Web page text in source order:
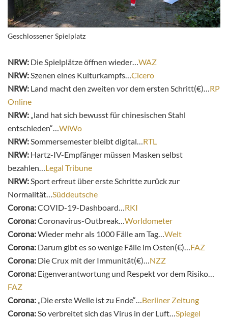
Geschlossener Spielplatz
NRW: Die Spielplätze öffnen wieder…WAZ
NRW:Szenen eines Kulturkampfs…Cicero
NRW: Land macht den zweiten vor dem ersten Schritt(€)…RP
Online
NRW: „land hat sich bewusst für chinesischen Stahl
entschieden“…WiWo
NRW:Sommersemester bleibt digital…RTL
NRW: Hartz-IV-Emp­fänger müssen Masken selbst
bezahlen…Legal Tribune
NRW:Sport erfreut über erste Schritte zurück zur
Normalität…Süddeutsche
Corona:COVID-19-Dashboard…RKI
Corona:Coronavirus-Outbreak…Worldometer
Corona:Wieder mehr als 1000 Fälle am Tag…Welt
Corona: Darum gibt es so wenige Fälle im Osten(€)…FAZ
Corona: Die Crux mit der Immunität(€)…NZZ
Corona: Eigenverantwortung und Respekt vor dem Risiko…
FAZ
Corona: „Die erste Welle ist zu Ende“…Berliner Zeitung
Corona:So verbreitet sich das Virus in der Luft…Spiegel